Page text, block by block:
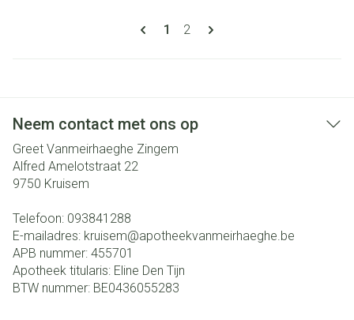
Pagina's
U lees momenteel pagina
1 Pagina
2
Neem contact met ons op
Greet Vanmeirhaeghe Zingem
Alfred Amelotstraat 22
9750 Kruisem
Telefoon: 093841288
E-mailadres: kruisem@apotheekvanmeirhaeghe.be
APB nummer: 455701
Apotheek titularis: Eline Den Tijn
BTW nummer: BE0436055283